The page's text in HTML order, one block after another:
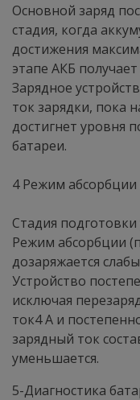
Основной заряд
стадия, когда
достижения
этапе АКБ
Зарядное
ток зарядки, пока
достигнет уровня
батареи.
4 Режим
Стадия
Режим абсорбции
дозаряжается
Устройство
исключая
ток4 А и
зарядный ток
уменьшается.
5-Диагностика